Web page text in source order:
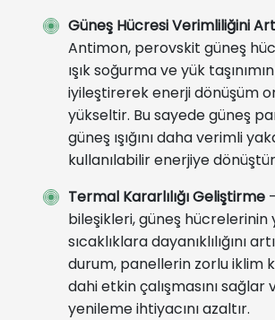
Güneş Hücresi Verimliliğini
Antimon, perovskit güneş
ışık soğurma ve yük
iyileştirerek enerji dönüşüm
yükseltir. Bu sayede güneş
güneş ışığını daha verimli
kullanılabilir enerjiye
Termal Kararlılığı Geliştirme
bileşikleri, güneş hücrelerinin
sıcaklıklara dayanıklılığını
durum, panellerin zorlu iklim
dahi etkin çalışmasını sağlar
yenileme ihtiyacını azaltır.